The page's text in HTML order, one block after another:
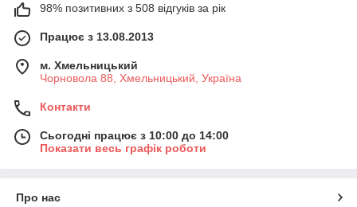
98% позитивних з 508 відгуків за рік
Працює з 13.08.2013
м. Хмельницький
Чорновола 88, Хмельницький, Україна
Контакти
Сьогодні працює з 10:00 до 14:00
Показати весь графік роботи
Про нас